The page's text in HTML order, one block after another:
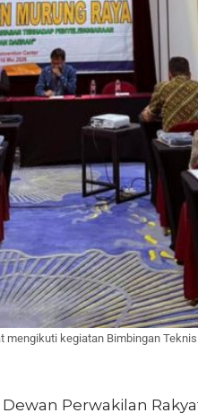
mengikuti kegiatan Bimbingan
Dewan Perwakilan